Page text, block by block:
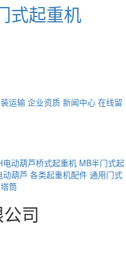
式起重机
运输 企业资质 新闻中心 在线留
电动葫芦桥式起重机 MB半门式起
动葫芦 各类起重机配件 通用门式
塔筒
司